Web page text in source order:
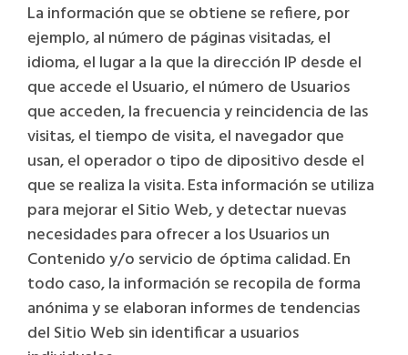
La información que se obtiene se refiere, por
ejemplo, al número de páginas visitadas, el
idioma, el lugar a la que la dirección IP desde el
que accede el Usuario, el número de Usuarios
que acceden, la frecuencia y reincidencia de las
visitas, el tiempo de visita, el navegador que
usan, el operador o tipo de dipositivo desde el
que se realiza la visita. Esta información se utiliza
para mejorar el Sitio Web, y detectar nuevas
necesidades para ofrecer a los Usuarios un
Contenido y/o servicio de óptima calidad. En
todo caso, la información se recopila de forma
anónima y se elaboran informes de tendencias
del Sitio Web sin identificar a usuarios